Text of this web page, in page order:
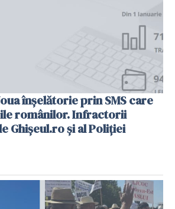
înșelătorie prin SMS care
românilor. Infractorii
Ghișeul.ro și al Poliției